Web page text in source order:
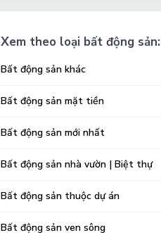
Xem theo loại bất động sản:
Bất động sản khác
Bất động sản mặt tiền
Bất động sản mới nhất
Bất động sản nhà vườn | Biệt thự
Bất động sản thuộc dự án
Bất động sản ven sông